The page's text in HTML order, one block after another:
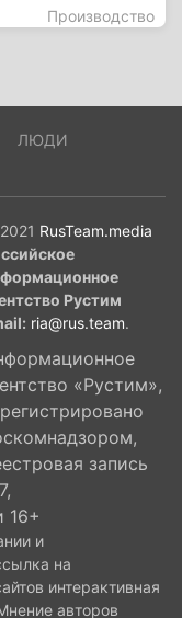
Производство
ЛЮДИ
RusTeam.media
Рустим
ria@rus.team.
«Рустим»,
запись
16+
и
на
интерактивная
авторов